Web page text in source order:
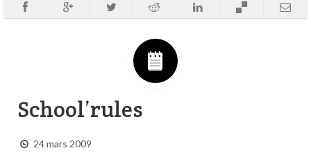
School’rules
24 mars 2009